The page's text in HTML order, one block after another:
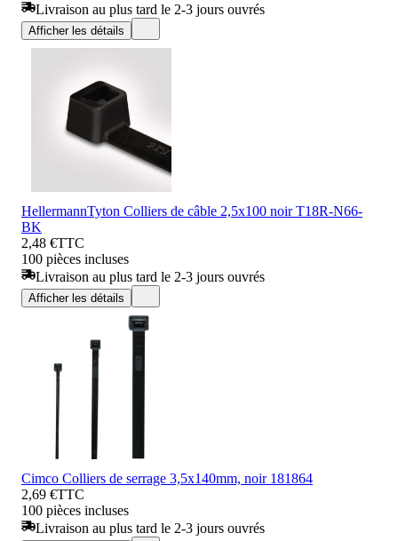
Livraison au plus tard le 2-3 jours ouvrés
Afficher les détails
HellermannTyton Colliers de câble 2,5x100 noir T18R-N66-
BK
2,48 €TTC
100 pièces incluses
Livraison au plus tard le 2-3 jours ouvrés
Afficher les détails
Cimco Colliers de serrage 3,5x140mm, noir 181864
2,69 €TTC
100 pièces incluses
Livraison au plus tard le 2-3 jours ouvrés